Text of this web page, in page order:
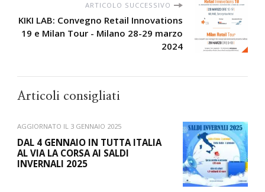
ARTICOLO SUCCESSIVO
KIKI LAB: Convegno Retail Innovations
19 e Milan Tour - Milano 28-29 marzo
2024
Articoli consigliati
AGGIORNATO IL 3 GENNAIO 2025
DAL 4 GENNAIO IN TUTTA ITALIA
AL VIA LA CORSA AI SALDI
INVERNALI 2025